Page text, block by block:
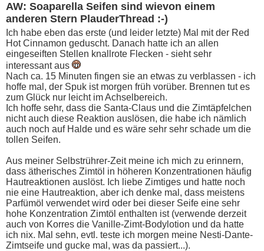
AW: Soaparella Seifen sind wievon einem
anderen Stern PlauderThread :-)
Ich habe eben das erste (und leider letzte) Mal mit der Red
Hot Cinnamon geduscht. Danach hatte ich an allen
eingeseiften Stellen knallrote Flecken - sieht sehr
interessant aus
Nach ca. 15 Minuten fingen sie an etwas zu verblassen - ich
hoffe mal, der Spuk ist morgen früh vorüber. Brennen tut es
zum Glück nur leicht im Achselbereich.
Ich hoffe sehr, dass die Santa-Claus und die Zimtäpfelchen
nicht auch diese Reaktion auslösen, die habe ich nämlich
auch noch auf Halde und es wäre sehr sehr schade um die
tollen Seifen.
Aus meiner Selbstrührer-Zeit meine ich mich zu erinnern,
dass ätherisches Zimtöl in höheren Konzentrationen häufig
Hautreaktionen auslöst. Ich liebe Zimtiges und hatte noch
nie eine Hautreaktion, aber ich denke mal, dass meistens
Parfümöl verwendet wird oder bei dieser Seife eine sehr
hohe Konzentration Zimtöl enthalten ist (verwende derzeit
auch von Korres die Vanille-Zimt-Bodylotion und da hatte
ich nix. Mal sehn, evtl. teste ich morgen meine Nesti-Dante-
Zimtseife und gucke mal, was da passiert...).